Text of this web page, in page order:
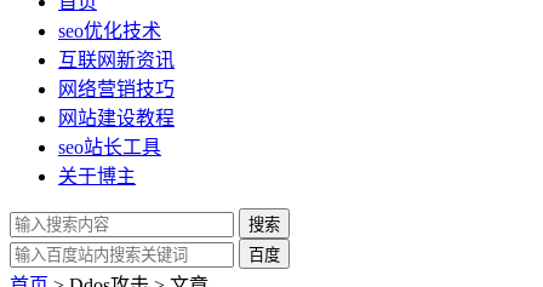
seo优化技术
互联网新资讯
网络营销技巧
网站建设教程
seo站长工具
关于博主
搜索
百度